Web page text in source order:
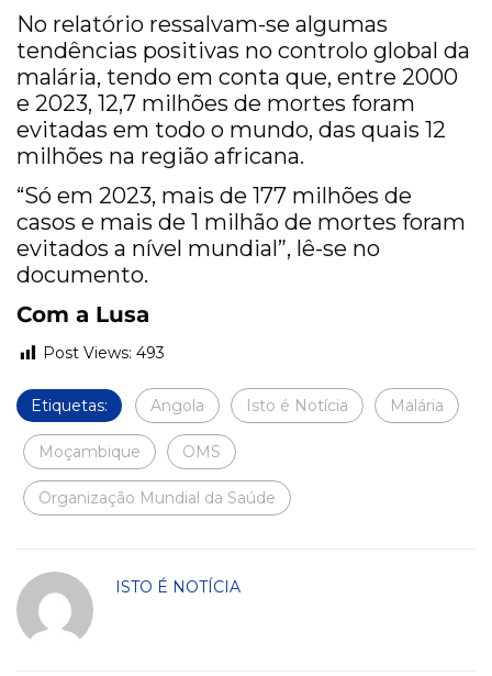
No relatório ressalvam-se algumas
tendências positivas no controlo global da
malária, tendo em conta que, entre 2000
e 2023, 12,7 milhões de mortes foram
evitadas em todo o mundo, das quais 12
milhões na região africana.
“Só em 2023, mais de 177 milhões de
casos e mais de 1 milhão de mortes foram
evitados a nível mundial”, lê-se no
documento.
Com a Lusa
Post Views: 493
Etiquetas: Angola Isto é Notícia Malária
Moçambique OMS
Organização Mundial da Saúde
ISTO É NOTÍCIA